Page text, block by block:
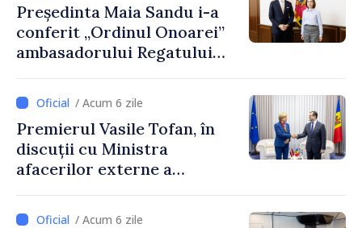
Președinta Maia Sandu i-a
conferit „Ordinul Onoarei”
ambasadorului Regatului
încheierea mandatului
/ Acum 6 zile
Premierul Vasile Tofan, în
discuții cu Ministra
afacerilor externe a
/ Acum 6 zile